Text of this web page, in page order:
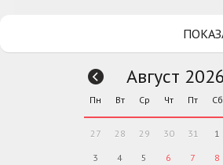
Август 2026
Пн Вт Ср Чт Пт Сб
27 28 29 30 31 1
3 4 5 6 7 8